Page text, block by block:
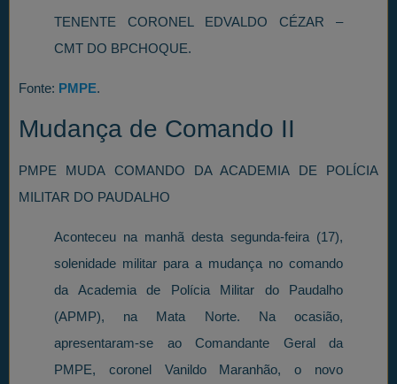
TENENTE CORONEL EDVALDO CÉZAR –
CMT DO BPCHOQUE.
Fonte: PMPE.
Mudança de Comando II
PMPE MUDA COMANDO DA ACADEMIA DE POLÍCIA
MILITAR DO PAUDALHO
Aconteceu na manhã desta segunda-feira (17),
solenidade militar para a mudança no comando
da Academia de Polícia Militar do Paudalho
(APMP), na Mata Norte. Na ocasião,
apresentaram-se ao Comandante Geral da
PMPE, coronel Vanildo Maranhão, o novo